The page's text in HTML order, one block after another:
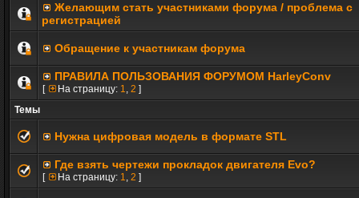
Желающим стать участниками форума / проблема с
регистрацией
Обращение к участникам форума
ПРАВИЛА ПОЛЬЗОВАНИЯ ФОРУМОМ HarleyConv
[ На страницу: 1, 2 ]
Темы
Нужна цифровая модель в формате STL
Где взять чертежи прокладок двигателя Evo?
[ На страницу: 1, 2 ]